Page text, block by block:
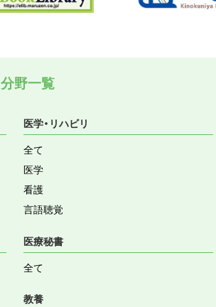
分野一覧
医学・リハビリ
全て
医学
看護
言語聴覚
医療秘書
全て
教養